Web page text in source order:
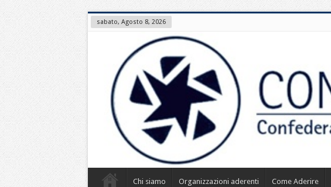
sabato, Agosto 8, 2026
Chi siamo Organizzazioni aderenti Come Aderire